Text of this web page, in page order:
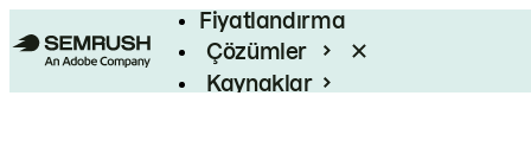
Fiyatlandırma
Çözümler
Kaynaklar